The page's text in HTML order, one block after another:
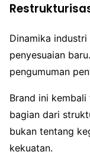
Dinamika
penyesuaian
pengumuman
Brand ini
bagian dari
bukan tentang
kekuatan.